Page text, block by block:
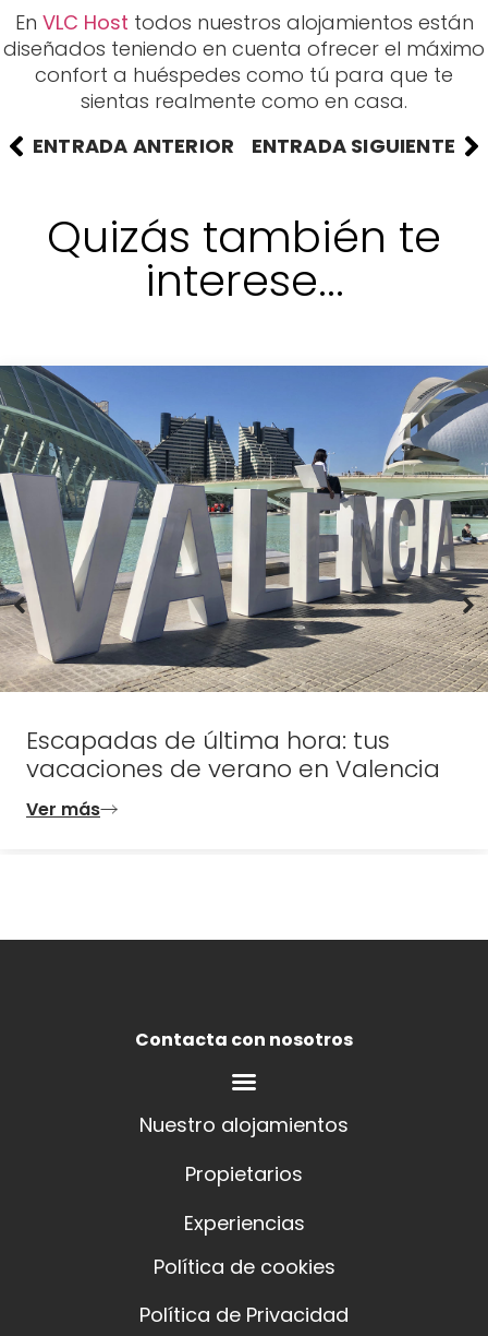
En VLC Host todos nuestros alojamientos están
diseñados teniendo en cuenta ofrecer el máximo
confort a huéspedes como tú para que te
sientas realmente como en casa.
ENTRADA ANTERIOR
ENTRADA SIGUIENTE
Quizás también te
interese...
Escapadas de última hora: tus
vacaciones de verano en Valencia
Ver más
Contacta con nosotros
Nuestro alojamientos
Propietarios
Experiencias
Política de cookies
Política de Privacidad